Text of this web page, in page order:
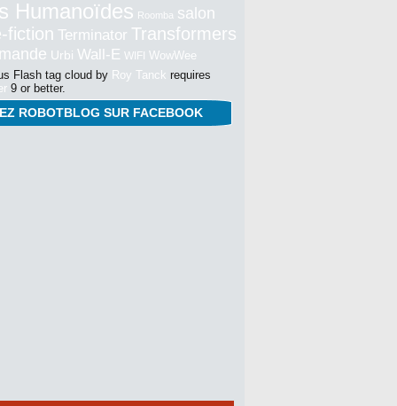
Humanoïdes Roomba salon
fiction Terminator Transformers
Urbi Wall-E WIFI WowWee
Flash tag cloud by Roy Tanck requires
9 or better.
ROBOTBLOG SUR FACEBOOK